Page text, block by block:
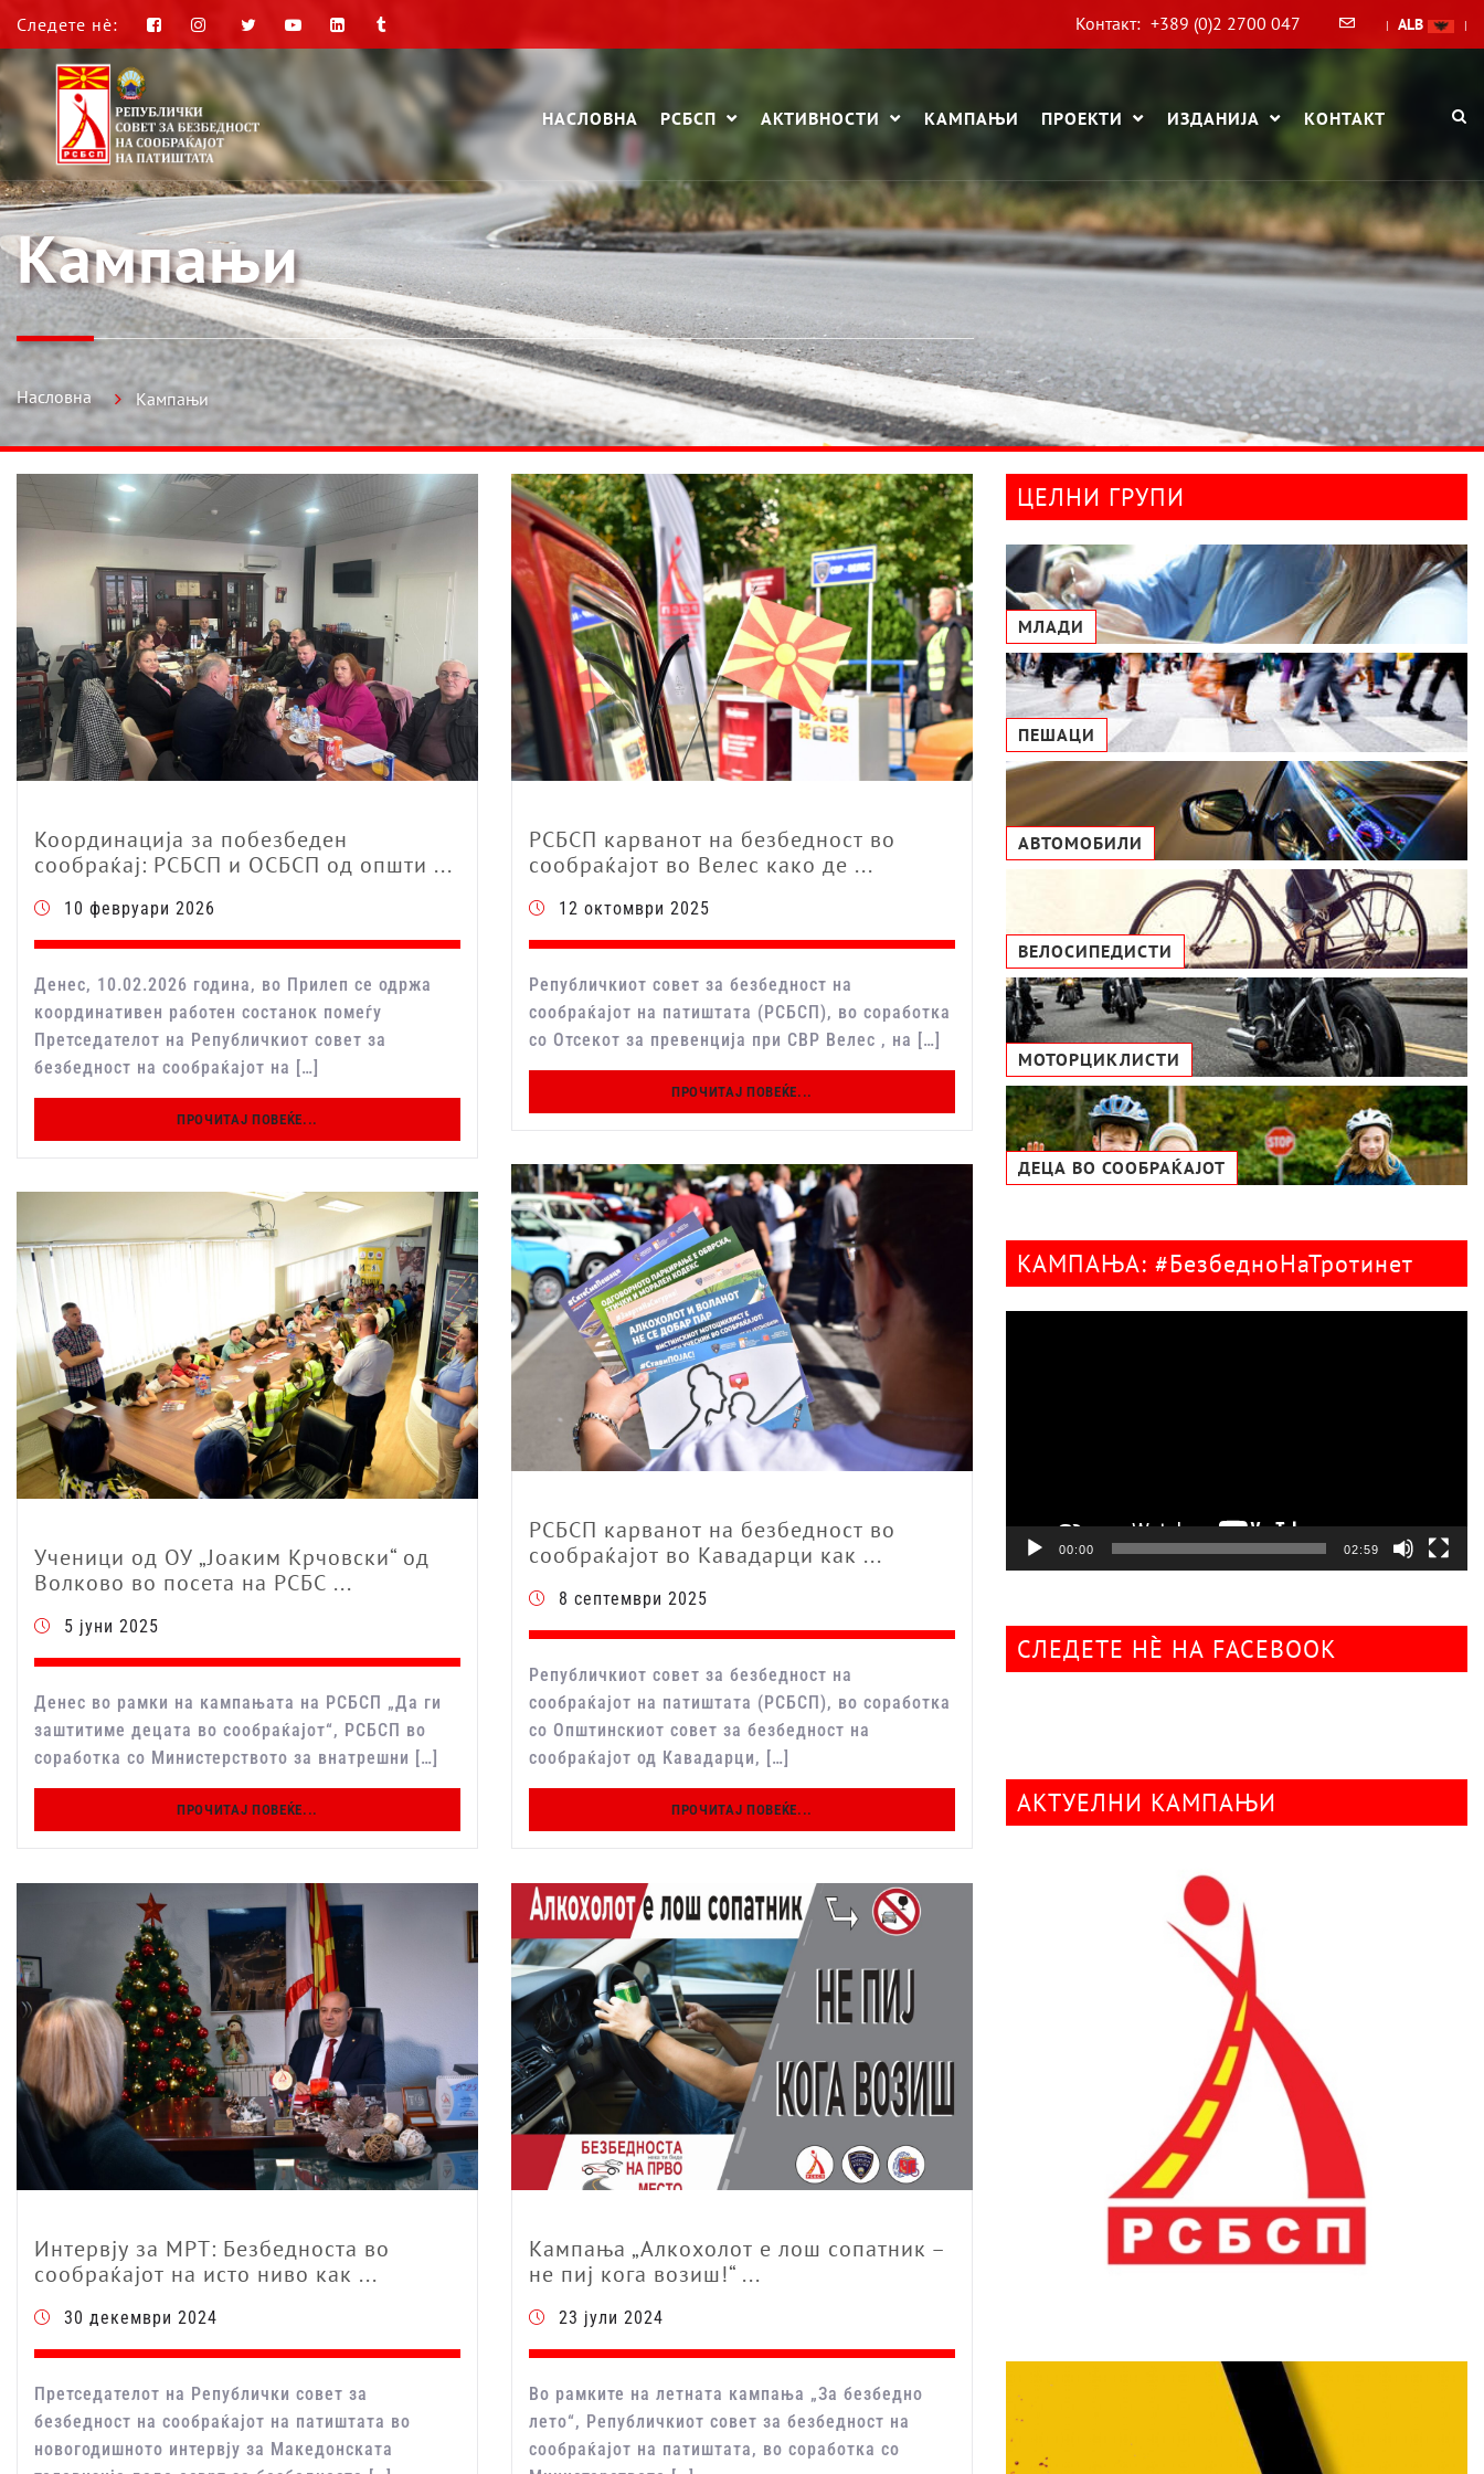
Следете нè: Контакт: +389 (0)2 2700 047 | ALB |
НАСЛОВНА РСБСП АКТИВНОСТИ КАМПАЊИ ПРОЕКТИ ИЗДАНИЈА КОНТАКТ
Кампањи
Насловна Кампањи
Координација за побезбеден
сообраќај: РСБСП и ОСБСП од општи ...
10 февруари 2026
Денес, 10.02.2026 година, во Прилеп се одржа
координативен работен состанок помеѓу
Претседателот на Републичкиот совет за
безбедност на сообраќајот на […]
ПРОЧИТАЈ ПОВЕЌЕ...
РСБСП карванот на безбедност во
сообраќајот во Велес како де ...
12 октомври 2025
Републичкиот совет за безбедност на
сообраќајот на патиштата (РСБСП), во соработка
со Отсекот за превенција при СВР Велес , на […]
ПРОЧИТАЈ ПОВЕЌЕ...
РСБСП карванот на безбедност во
сообраќајот во Кавадарци как ...
8 септември 2025
Републичкиот совет за безбедност на
сообраќајот на патиштата (РСБСП), во соработка
со Општинскиот совет за безбедност на
сообраќајот од Кавадарци, […]
ПРОЧИТАЈ ПОВЕЌЕ...
Ученици од ОУ „Јоаким Крчовски“ од
Волково во посета на РСБС ...
5 јуни 2025
Денес во рамки на кампањата на РСБСП „Да ги
заштитиме децата во сообраќајот“, РСБСП во
соработка со Министерството за внатрешни […]
ПРОЧИТАЈ ПОВЕЌЕ...
Интервју за МРТ: Безбедноста во
сообраќајот на исто ниво как ...
30 декември 2024
Претседателот на Републички совет за
безбедност на сообраќајот на патиштата во
новогодишното интервју за Македонската
Кампања „Алкохолот е лош сопатник –
не пиј кога возиш!“ ...
23 јули 2024
Во рамките на летната кампања „За безбедно
лето“, Републичкиот совет за безбедност на
сообраќајот на патиштата, во соработка со
ЦЕЛНИ ГРУПИ
МЛАДИ
ПЕШАЦИ
АВТОМОБИЛИ
ВЕЛОСИПЕДИСТИ
МОТОРЦИКЛИСТИ
ДЕЦА ВО СООБРАЌАЈОТ
КАМПАЊА: #БезбедноНаТротинет
00:00 02:59
СЛЕДЕТЕ НÈ НА FACEBOOK
АКТУЕЛНИ КАМПАЊИ